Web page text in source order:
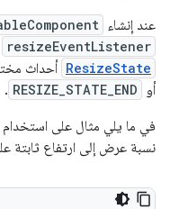
عند إنشاء
resizeEventListener
ResizeState أحداث
أو RESIZE_STATE_END
.
في ما يلي مثال على استخدام
نسبة عرض إلى ارتفاع ثابتة